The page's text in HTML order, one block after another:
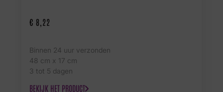
€ 8,22
Binnen 24 uur verzonden
48 cm x 17 cm
3 tot 5 dagen
BEKIJK HET PRODUCT